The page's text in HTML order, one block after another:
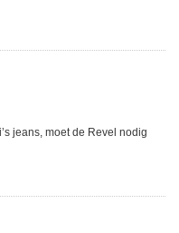
jeans, moet de Revel nodig